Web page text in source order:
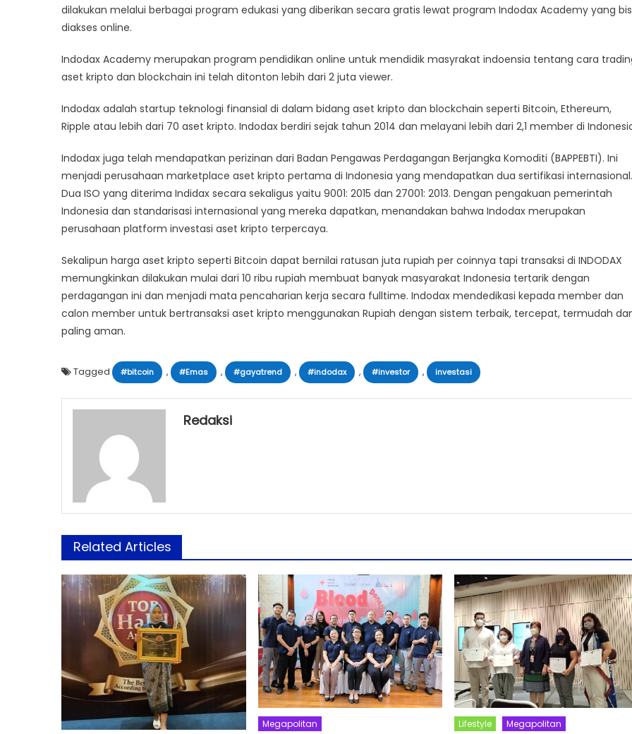
dilakukan melalui berbagai program edukasi yang diberikan secara gratis lewat program Indodax Academy yang
diakses online.
Indodax Academy merupakan program pendidikan online untuk mendidik masyrakat indoensia tentang cara
aset kripto dan blockchain ini telah ditonton lebih dari 2 juta viewer.
Indodax adalah startup teknologi finansial di dalam bidang aset kripto dan blockchain seperti Bitcoin, Ethereum,
Ripple atau lebih dari 70 aset kripto. Indodax berdiri sejak tahun 2014 dan melayani lebih dari 2,1 member di
Indodax juga telah mendapatkan perizinan dari Badan Pengawas Perdagangan Berjangka Komoditi (BAPPEBTI). Ini
menjadi perusahaan marketplace aset kripto pertama di Indonesia yang mendapatkan dua sertifikasi internasional.
Dua ISO yang diterima Indidax secara sekaligus yaitu 9001: 2015 dan 27001: 2013. Dengan pengakuan pemerintah
Indonesia dan standarisasi internasional yang mereka dapatkan, menandakan bahwa Indodax merupakan
perusahaan platform investasi aset kripto terpercaya.
Sekalipun harga aset kripto seperti Bitcoin dapat bernilai ratusan juta rupiah per coinnya tapi transaksi di INDODAX
memungkinkan dilakukan mulai dari 10 ribu rupiah membuat banyak masyarakat Indonesia tertarik dengan
perdagangan ini dan menjadi mata pencaharian kerja secara fulltime. Indodax mendedikasi kepada member dan
calon member untuk bertransaksi aset kripto menggunakan Rupiah dengan sistem terbaik, tercepat, termudah
paling aman.
Tagged #bitcoin , #Emas , #gayatrend , #indodax , #investor , investasi
Redaksi
Related Articles
Megapolitan Lifestyle Megapolitan